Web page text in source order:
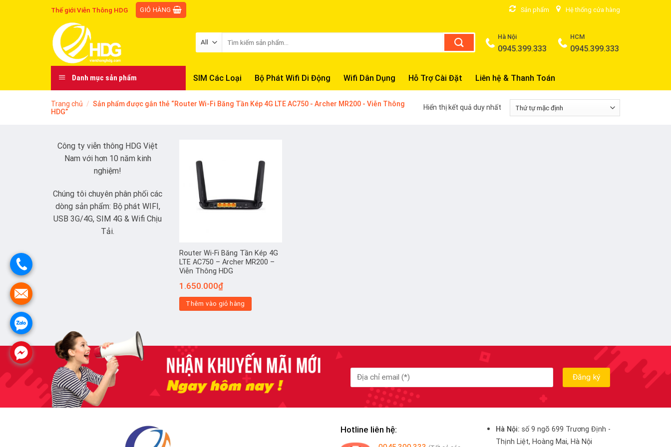
Thế giới Viễn Thông HDG GIỎ HÀNG Sản phẩm Hệ thống cửa hàng
Hà Nội
0945.399.333
HCM
0945.399.333
Danh mục sản phẩm SIM Các Loại Bộ Phát Wifi Di Động Wifi Dân Dụng Hỗ Trợ Cài Đặt Liên hệ & Thanh Toán
Trang chủ / Sản phẩm được gắn thẻ “Router Wi-Fi Băng Tần Kép 4G LTE AC750 - Archer MR200 - Viễn Thông
HDG”
Hiển thị kết quả duy nhất
Công ty viễn thông HDG Việt
Nam với hơn 10 năm kinh
nghiệm!
Chúng tôi chuyên phân phối các
dòng sản phẩm: Bộ phát WIFI,
USB 3G/4G, SIM 4G & Wifi Chịu
Tải.
Router Wi-Fi Băng Tần Kép 4G
LTE AC750 – Archer MR200 –
Viễn Thông HDG
1.650.000₫
Thêm vào giỏ hàng
Hotline liên hệ: Hà Nội:số 9 ngõ 699 Trương Định -
Thịnh Liệt, Hoàng Mai, Hà Nội